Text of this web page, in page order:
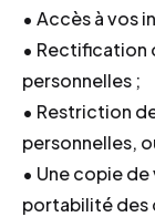
• Accès à vos
• Rectification
personnelles ;
• Restriction
personnelles,
• Une copie
portabilité des